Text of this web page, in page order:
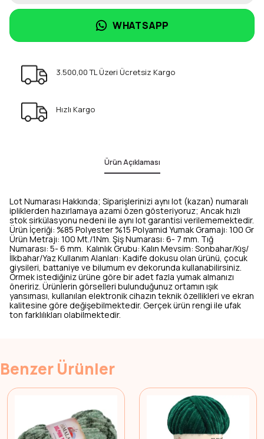
WHATSAPP
3.500,00 TL Üzeri Ücretsiz Kargo
Hızlı Kargo
Ürün Açıklaması
Lot Numarası Hakkında; Siparişlerinizi aynı lot (kazan) numaralı
ipliklerden hazırlamaya azami özen gösteriyoruz; Ancak hızlı
stok sirkülasyonu nedeni ile aynı lot garantisi verilememektedir.
Ürün İçeriği: %85 Polyester %15 Polyamid Yumak Gramajı: 100 Gr
Ürün Metrajı: 100 Mt./1Nm. Şiş Numarası: 6- 7 mm. Tığ
Numarası: 5- 6 mm. Kalınlık Grubu: Kalın Mevsim: Sonbahar/Kış/
İlkbahar/Yaz Kullanım Alanları: Kadife dokusu olan ürünü, çocuk
giysileri, battaniye ve bilumum ev dekorunda kullanabilirsiniz.
Örmek istediğiniz ürüne göre bir adet fazla yumak almanızı
öneririz. Ürünlerin görselleri bulunduğunuz ortamın ışık
yansıması, kullanılan elektronik cihazın teknik özellikleri ve ekran
kalitesine göre değişebilmektedir. Gerçek ürün rengi ile ufak
ton farklılıkları olabilmektedir.
Benzer Ürünler